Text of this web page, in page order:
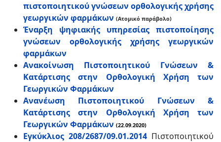
πιστοποιητικού γνώσεων ορθολογικής χρήσης
γεωργικών φαρμάκων (Ατομικό παράβολο)
Έναρξη ψηφιακής υπηρεσίας πιστοποίησης
γνώσεων ορθολογικής χρήσης γεωργικών
φαρμάκων
Ανακοίνωση Πιστοποιητικού Γνώσεων &
Κατάρτισης στην Ορθολογική Χρήση των
Γεωργικών Φαρμάκων
Ανανέωση Πιστοποιητικού Γνώσεων &
Κατάρτισης στην Ορθολογική Χρήση των
Γεωργικών Φαρμάκων (22.09.2020)
Εγκύκλιος 208/2687/09.01.2014 Πιστοποιητικού